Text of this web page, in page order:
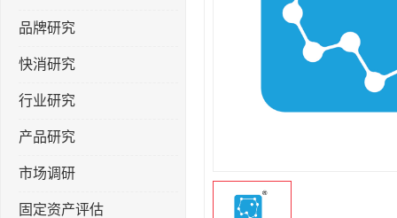
品牌研究
快消研究
行业研究
产品研究
市场调研
固定资产评估